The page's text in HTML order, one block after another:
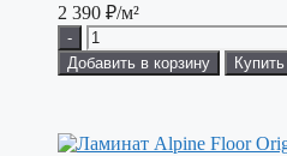
2 390 ₽/м²
-
Добавить в корзину